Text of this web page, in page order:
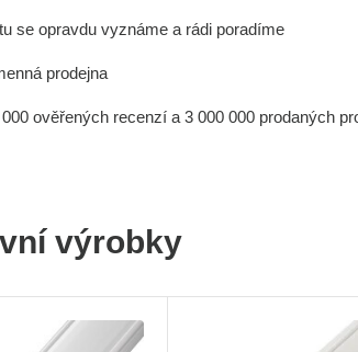
se opravdu vyznáme a rádi poradíme
prodejna
ověřených recenzí a 3 000 000 prodaných
výrobky